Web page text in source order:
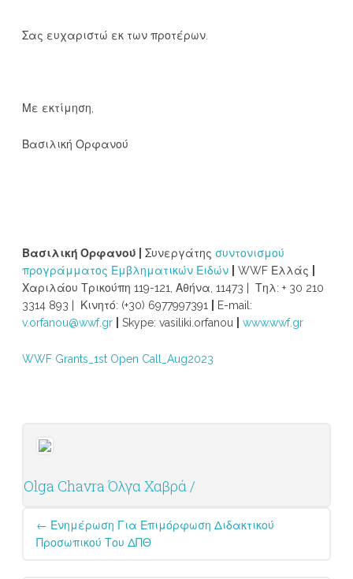
Σας ευχαριστώ εκ των προτέρων.
Με εκτίμηση,
Βασιλική Ορφανού
Βασιλική Ορφανού | Συνεργάτης συντονισμού
προγράμματος Εμβληματικών Ειδών
WWF Ελλάς
Χαριλάου Τρικούπη 119-121, Αθήνα, 11473 | Τηλ: + 30 210
3314 893 | Κινητό: (+30) 6977997391
E-mail:
v.orfanou@wwf.gr
Skype: vasiliki.orfanou www.wwf.gr
WWF Grants_1st Open Call_Aug2023
Olga Chavra Όλγα Χαβρά /
Post
navigation
← Ενημέρωση Για Επιμόρφωση Διδακτικού
Προσωπικού Του ΔΠΘ